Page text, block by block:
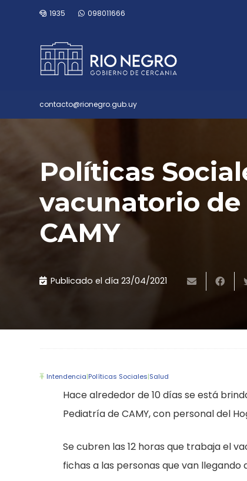
1935 098011666
contacto@rionegro.gub.uy
Políticas
vacunatorio
CAMY
Publicado el día 23/04/2021
Intendencia|Políticas Sociales|Salud
Hace alrededor de 10 días se está
Pediatría de CAMY, con personal del
Se cubren las 12 horas que trabaja el
fichas a las personas que van llegando